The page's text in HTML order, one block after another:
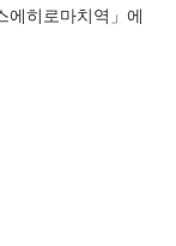
에히로마치역」에